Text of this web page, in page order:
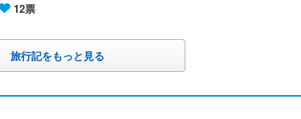
12票
旅行記をもっと見る